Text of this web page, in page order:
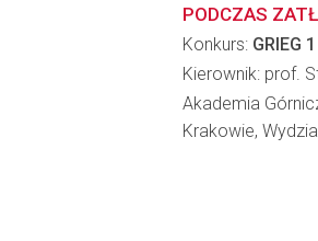
PODCZAS
Konkurs: GRIEG 1
Kierownik: prof.
Akademia
Krakowie,